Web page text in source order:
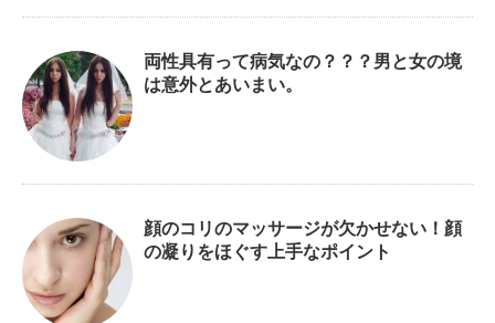
両性具有って病気なの？？？男と女の境
は意外とあいまい。
顔のコリのマッサージが欠かせない！顔
の凝りをほぐす上手なポイント